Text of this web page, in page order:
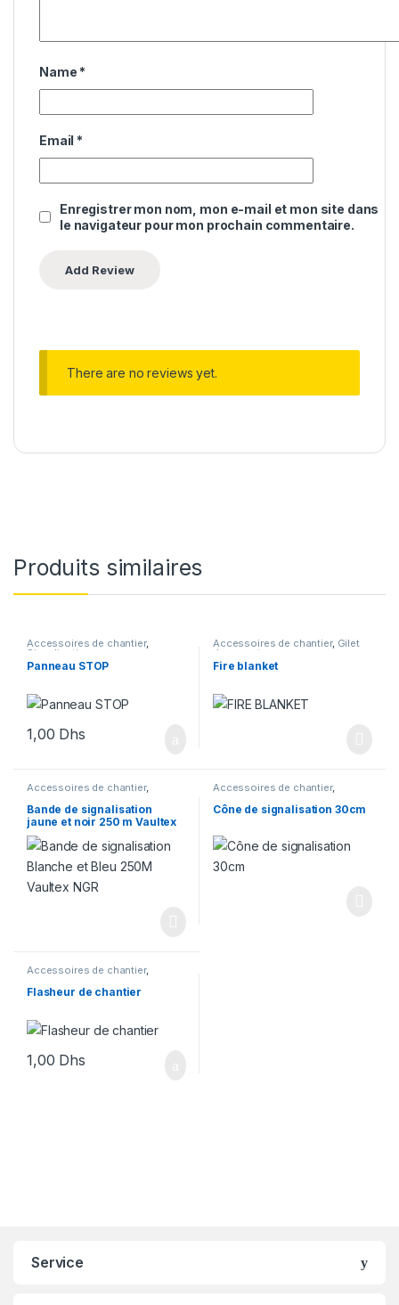
Name *
Email *
Enregistrer mon nom, mon e-mail et mon site dans
le navigateur pour mon prochain commentaire.
There are no reviews yet.
Produits similaires
Accessoires de chantier,
Signalisation
Panneau STOP
1,00 Dhs
Accessoires de chantier, Gilet
de sauvetage
Fire blanket
Accessoires de chantier,
Bande de signalisation
jaune et noir 250 m Vaultex
Accessoires de chantier,
Cône de signalisation 30cm
Accessoires de chantier,
Flasheur de chantier
1,00 Dhs
Service